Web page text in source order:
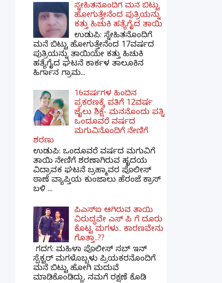
ಸ್ನೇಹಿತನೊಂದಿಗೆ ಮನೆ ಬಿಟ್ಟು
ಹೋಗುತ್ತೇನೆಂದ ಪುತ್ರಿಯನ್ನು
ಕತ್ತು ಹಿಚುಕಿ ಹತ್ಯೆಗೈದ ತಾಯಿ
ಉಡುಪಿ: ಸ್ನೇಹಿತನೊಂದಿಗೆ
ಮನೆ ಬಿಟ್ಟು ಹೋಗುತ್ತೇನೆಂದ 17ವರ್ಷದ
ಪುತ್ರಿಯನ್ನು ತಾಯಿಯೇ ಕತ್ತು ಹಿಚುಕಿ
ಹತ್ಯೆಗೈದ ಘಟನೆ ಕಾರ್ಕಳ ತಾಲೂಕಿನ
ಹಿರ್ಗಾನ ಗ್ರಾಮ...
16ವರ್ಷಗಳ ಹಿಂದಿನ
ಪ್ರಕರಣಕ್ಕೆ ಪತಿಗೆ 12ವರ್ಷ
ಜೈಲು ಶಿಕ್ಷೆ- ಮನನೊಂದು ಪತ್ನಿ
ಒಂದೂವರೆ ವರ್ಷದ
ಮಗುವಿನೊಂದಿಗೆ ನೇಣಿಗೆ
ಶರಣು
ಉಡುಪಿ: ಒಂದೂವರೆ ವರ್ಷದ ಮಗುವಿಗೆ
ತಾಯಿ ನೇಣಿಗೆ ಶರಣಾಗಿರುವ ಹೃದಯ
ವಿದ್ರಾವಕ ಘಟನೆ ಬ್ರಹ್ಮಾವರ ಪೊಲೀಸ್
ಠಾಣೆ ವ್ಯಾಪ್ತಿಯ ಕುಂಜಾಲು ಹೆರಂಜೆ ಕ್ರಾಸ್
ಬಳಿ ...
ಪಿಎಸ್​ಐ ಆಗಿರುವ ತಾಯಿ
ವಿರುದ್ಧವೇ ಎಸ್ ಪಿ ಗೆ ದೂರು
ಕೊಟ್ಟ ಮಗಳು.. ಕಾರಣವೇನು
ಗೊತ್ತಾ..??
ಗದಗ​: ಮಹಿಳಾ ಪೊಲೀಸ್​ ಸಬ್ ​ಇನ್​
ಸ್ಪೆಕ್ಟರ್​ ಮಗಳೊಬ್ಬಳು ಪ್ರಿಯಕರನೊಂದಿಗೆ
ಮನೆ ಬಿಟ್ಟು ಹೋಗಿ ಮದುವೆ
ಮಾಡಿಕೊಂಡಿದ್ದು, ನಮಗೆ ರಕ್ಷಣೆ ಕೊಡಿ